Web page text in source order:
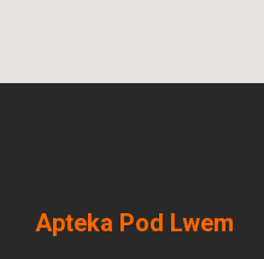
Apteka Pod Lwem